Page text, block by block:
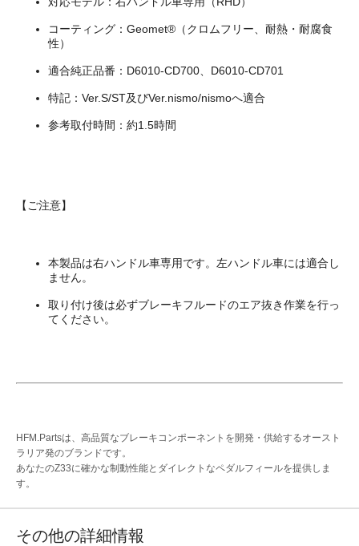
コーティング：Geomet®（クロムフリー、耐熱・耐腐食
性）
適合純正品番：D6010-CD700、D6010-CD701
特記：Ver.S/ST及びVer.nismo/nismoへ適合
参考取付時間：約1.5時間
【ご注意】
本製品は右ハンドル車専用です。左ハンドル車には適合し
ません。
取り付け後は必ずブレーキフルードのエア抜き作業を行っ
てください。
HFM.Partsは、高品質なブレーキコンポーネントを開発・供給するオースト
ラリア発のブランドです。
あなたのZ33に確かな制動性能とダイレクトなペダルフィールを提供しま
す。
その他の詳細情報